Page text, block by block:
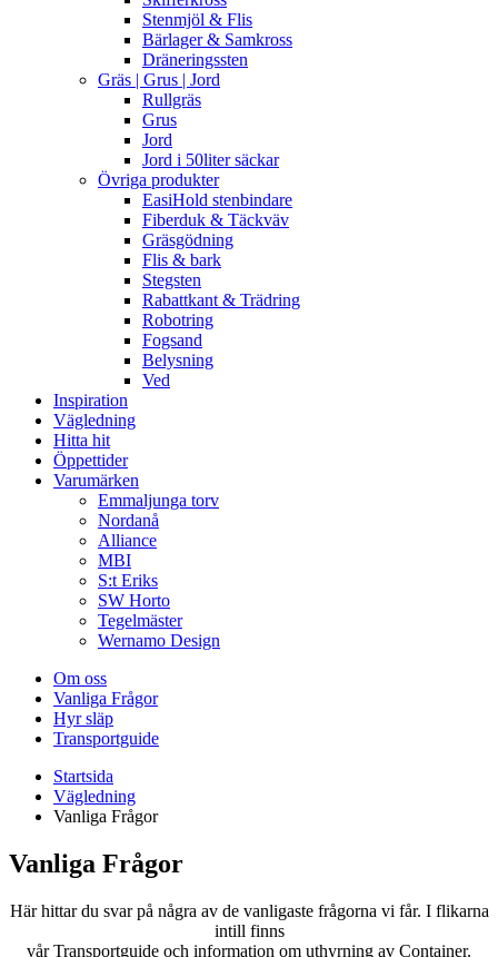
Stenmjöl & Flis
Bärlager & Samkross
Dräneringssten
Gräs | Grus | Jord
Rullgräs
Grus
Jord
Jord i 50liter säckar
Övriga produkter
EasiHold stenbindare
Fiberduk & Täckväv
Gräsgödning
Flis & bark
Stegsten
Rabattkant & Trädring
Robotring
Fogsand
Belysning
Ved
Inspiration
Vägledning
Hitta hit
Öppettider
Varumärken
Emmaljunga torv
Nordanå
Alliance
MBI
S:t Eriks
SW Horto
Tegelmäster
Wernamo Design
Om oss
Vanliga Frågor
Hyr släp
Transportguide
Startsida
Vägledning
Vanliga Frågor
Vanliga Frågor
Här hittar du svar på några av de vanligaste frågorna vi får. I flikarna
intill finns
vår Transportguide och information om uthyrning av Container.